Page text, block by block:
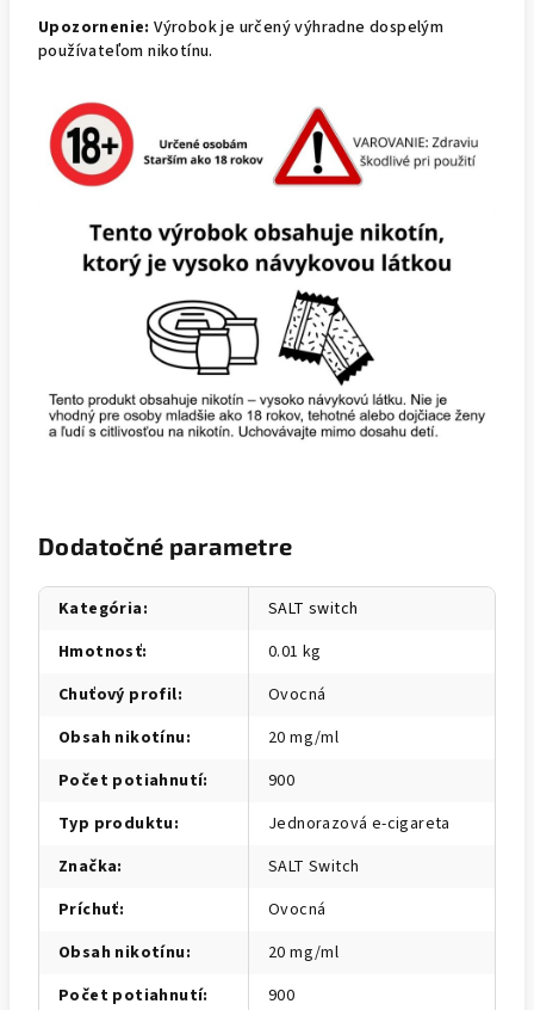
Upozornenie: Výrobok je určený výhradne dospelým
používateľom nikotínu.
Dodatočné parametre
Kategória:
SALT switch
Hmotnosť:
0.01 kg
Chuťový profil:
Ovocná
Obsah nikotínu:
20 mg/ml
Počet potiahnutí:
900
Typ produktu:
Jednorazová e-cigareta
Značka:
SALT Switch
Príchuť:
Ovocná
Obsah nikotínu:
20 mg/ml
Počet potiahnutí: 900